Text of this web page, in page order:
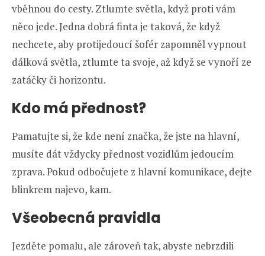
vběhnou do cesty. Ztlumte světla, když proti vám
něco jede. Jedna dobrá finta je taková, že když
nechcete, aby protijedoucí šofér zapomněl vypnout
dálková světla, ztlumte ta svoje, až když se vynoří ze
zatáčky či horizontu.
Kdo má přednost?
Pamatujte si, že kde není značka, že jste na hlavní,
musíte dát vždycky přednost vozidlům jedoucím
zprava. Pokud odbočujete z hlavní komunikace, dejte
blinkrem najevo, kam.
Všeobecná pravidla
Jezděte pomalu, ale zároveň tak, abyste nebrzdili